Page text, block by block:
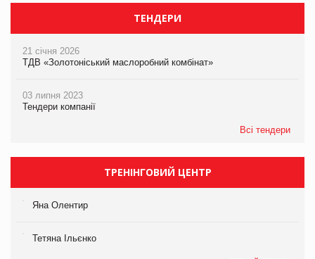
ТЕНДЕРИ
21 січня 2026
ТДВ «Золотоніський маслоробний комбінат»
03 липня 2023
Тендери компанії
Всі тендери
ТРЕНІНГОВИЙ ЦЕНТР
Яна Олентир
Тетяна Ільєнко